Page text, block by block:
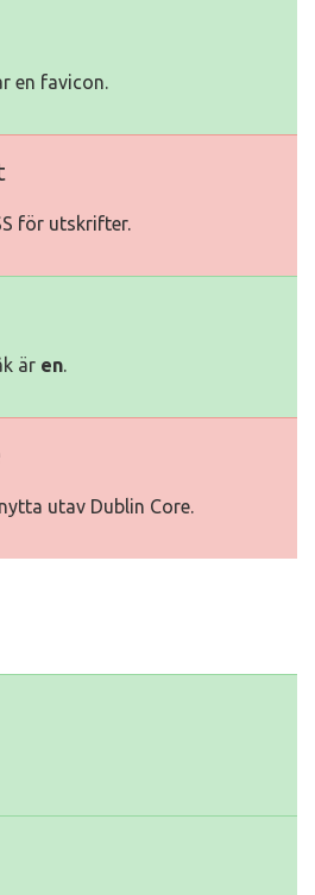
en favicon.
för utskrifter.
är en.
utav Dublin Core.